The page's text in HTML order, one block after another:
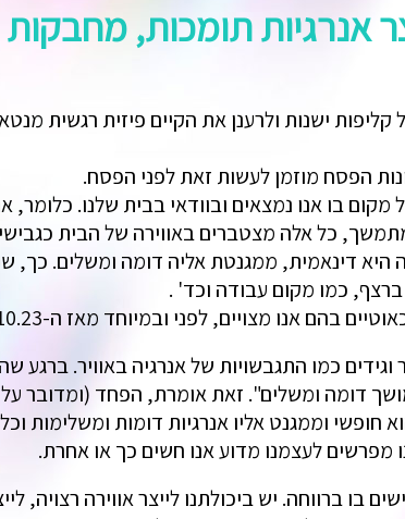
אנרגיות תומכות,
ישנות ולרענן את הקיים פיזית רגשית
הפסח מוזמן לעשות זאת לפני הפסח.
בו אנו נמצאים ובוודאי בבית שלנו.
כל אלה מצטברים באווירה של הבית כגבישי
היא דינאמית, ממגנטת אליה דומה ומשלים.
כמו מקום עבודה וכד' .
אנו מצויים, לפני ובמיוחד מאז ה-7.10.23 …
כמו התגבשויות של אנרגיה באוויר. ברגע
דומה ומשלים". זאת אומרת, הפחד (ומדובר על
וממגנט אליו אנרגיות דומות ומשלימות
מפרשים לעצמנו מדוע אנו חשים כך או אחרת.
בו ברווחה. יש ביכולתנו לייצר אווירה רצויה,